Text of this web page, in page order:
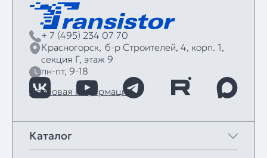
+ 7 (495) 234 07 70
Красногорск, б‑р Строителей, 4, корп. 1,
секция Г, этаж 9
пн-пт, 9-18
Правовая информация
Каталог